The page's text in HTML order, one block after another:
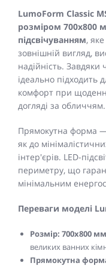
LumoForm Classic
розміром 700x800
підсвічуванням,
зовнішній вигляд,
надійність. Завдяки
ідеально підходить
комфорт при
догляді за обличчям.
Прямокутна форма
як до
інтер'єрів. LED-
периметру, що
мінімальним
Переваги моделі
Розмір: 700x800 мм
великих ванних
Прямокутна